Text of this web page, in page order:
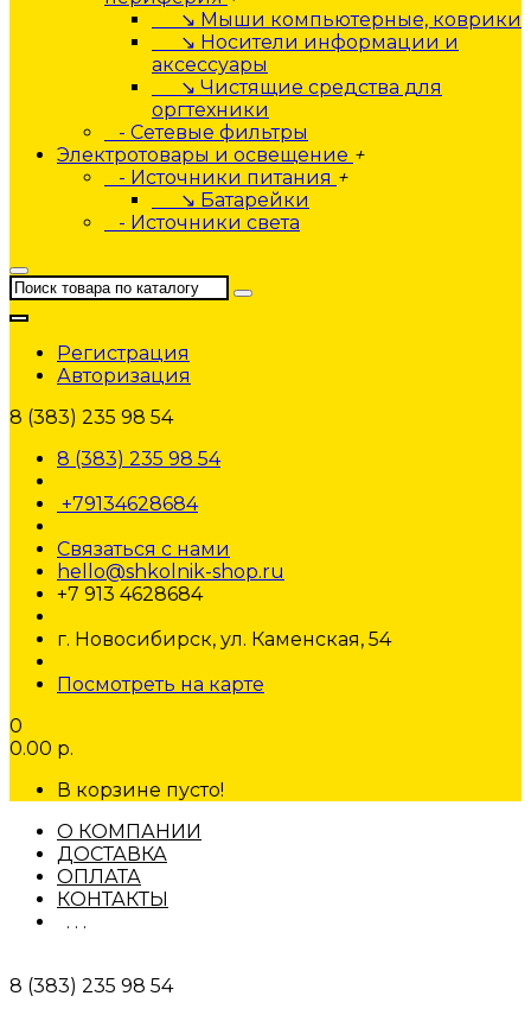
↘ Мыши компьютерные, коврики
↘ Носители информации и
аксессуары
↘ Чистящие средства для
оргтехники
- Сетевые фильтры
Электротовары и освещение +
- Источники питания +
↘ Батарейки
- Источники света
Регистрация
Авторизация
8 (383) 235 98 54
8 (383) 235 98 54
+79134628684
Связаться с нами
hello@shkolnik-shop.ru
+7 913 4628684
г. Новосибирск, ул. Каменская, 54
Посмотреть на карте
0
0.00 р.
В корзине пусто!
О КОМПАНИИ
ДОСТАВКА
ОПЛАТА
КОНТАКТЫ
. . .
8 (383) 235 98 54